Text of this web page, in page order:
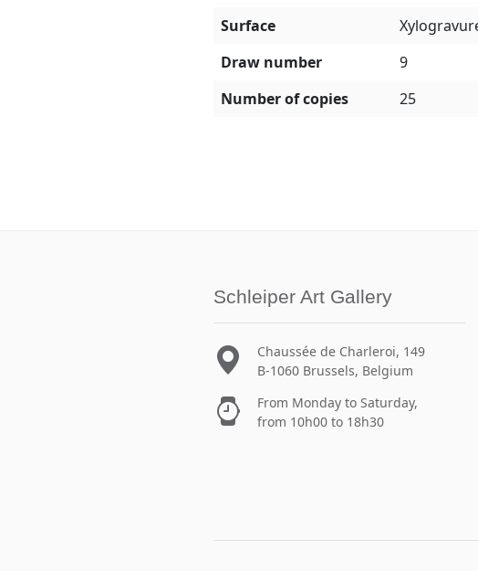
Surface
Draw number
9
Number of copies
25
Schleiper Art Gallery
Chaussée de Charleroi, 149
B-1060 Brussels, Belgium
From Monday to Saturday,
from 10h00 to 18h30